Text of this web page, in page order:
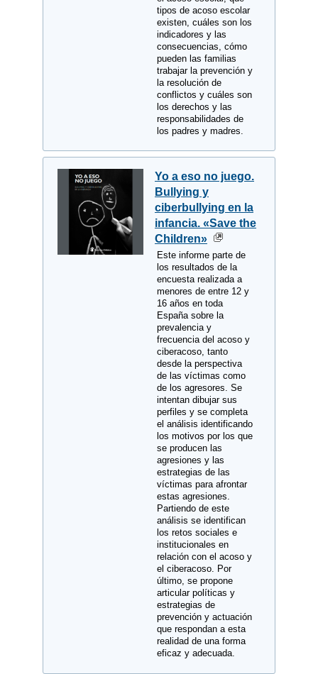
tipos de acoso escolar
existen, cuáles son los
indicadores y las
consecuencias, cómo
pueden las familias
trabajar la prevención y
la resolución de
conflictos y cuáles son
los derechos y las
responsabilidades de
los padres y madres.
Yo a eso no juego.
Bullying y
ciberbullying en la
infancia. «Save the
Children»
Este informe parte de
los resultados de la
encuesta realizada a
menores de entre 12 y
16 años en toda
España sobre la
prevalencia y
frecuencia del acoso y
ciberacoso, tanto
desde la perspectiva
de las víctimas como
de los agresores. Se
intentan dibujar sus
perfiles y se completa
el análisis identificando
los motivos por los que
se producen las
agresiones y las
estrategias de las
víctimas para afrontar
estas agresiones.
Partiendo de este
análisis se identifican
los retos sociales e
institucionales en
relación con el acoso y
el ciberacoso. Por
último, se propone
articular políticas y
estrategias de
prevención y actuación
que respondan a esta
realidad de una forma
eficaz y adecuada.